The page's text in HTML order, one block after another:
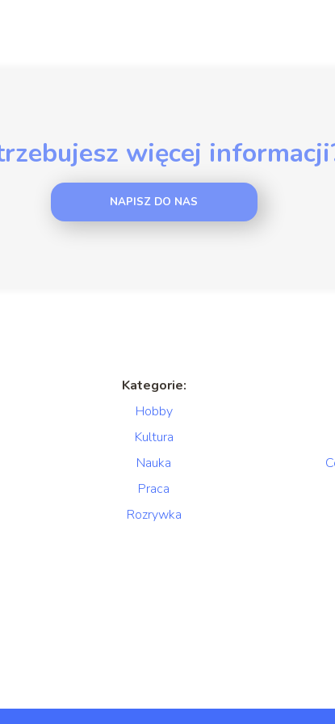
więcej
NAPISZ DO NAS
Kategorie:
Hobby
Kultura
Nauka
Praca
Rozrywka